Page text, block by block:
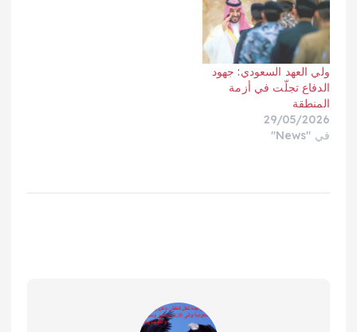
ولي العهد السعودي: جهود
الدفاع تجلّت في أزمة
المنطقة
29/05/2026
في "News"